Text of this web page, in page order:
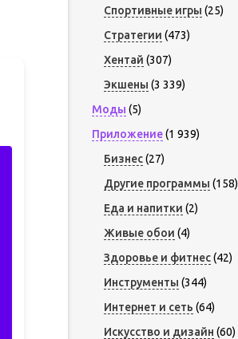
Спортивные игры (25)
Стратегии (473)
Хентай (307)
Экшены (3 339)
Моды (5)
Приложение(1 939)
Бизнес(27)
Другие программы (158)
Еда и напитки (2)
Живые обои (4)
Здоровье и фитнес(42)
Инструменты (344)
Интернет и сеть (64)
Искусство и дизайн (60)